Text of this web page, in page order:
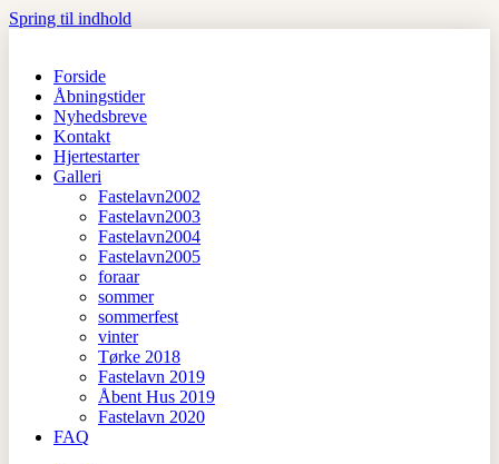
Spring til indhold
Forside
Åbningstider
Nyhedsbreve
Kontakt
Hjertestarter
Galleri
Fastelavn2002
Fastelavn2003
Fastelavn2004
Fastelavn2005
foraar
sommer
sommerfest
vinter
Tørke 2018
Fastelavn 2019
Åbent Hus 2019
Fastelavn 2020
FAQ